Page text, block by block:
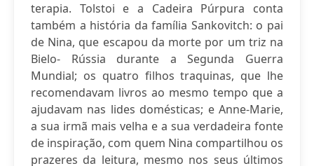
terapia. Tolstoi e a Cadeira Púrpura conta
também a história da família Sankovitch: o pai
de Nina, que escapou da morte por um triz na
Bielo- Rússia durante a Segunda Guerra
Mundial; os quatro filhos traquinas, que lhe
recomendavam livros ao mesmo tempo que a
ajudavam nas lides domésticas; e Anne-Marie,
a sua irmã mais velha e a sua verdadeira fonte
de inspiração, com quem Nina compartilhou os
prazeres da leitura, mesmo nos seus últimos